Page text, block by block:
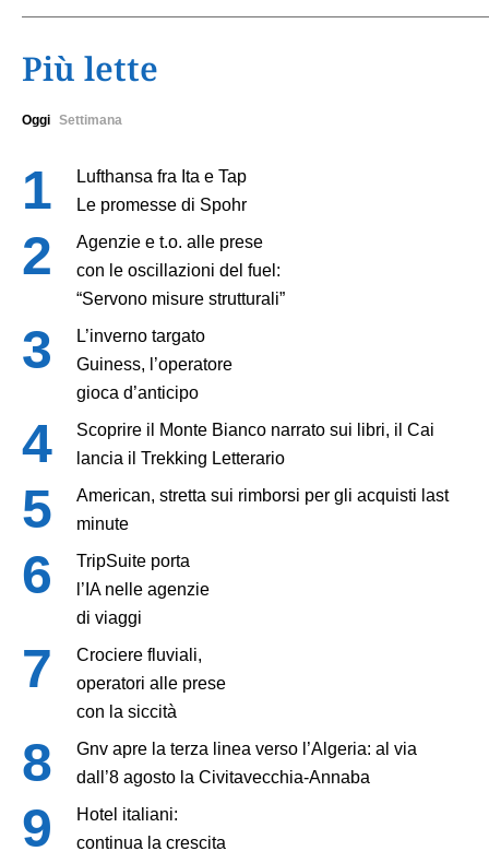
Più lette
Oggi Settimana
Lufthansa fra Ita e Tap
Le promesse di Spohr
Agenzie e t.o. alle prese
con le oscillazioni del fuel:
“Servono misure strutturali”
L’inverno targato
Guiness, l’operatore
gioca d’anticipo
Scoprire il Monte Bianco narrato sui libri, il Cai
lancia il Trekking Letterario
American, stretta sui rimborsi per gli acquisti last
minute
TripSuite porta
l’IA nelle agenzie
di viaggi
Crociere fluviali,
operatori alle prese
con la siccità
Gnv apre la terza linea verso l’Algeria: al via
dall’8 agosto la Civitavecchia-Annaba
Hotel italiani:
continua la crescita